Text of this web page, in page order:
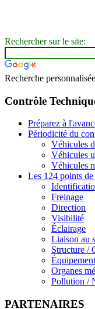
Rechercher sur le site:
Recherche personnalisée
Contrôle
Préparez à
Périodicité du
Véhicules
Véhicules
Véhicules
Les 124 points
Freinage
Direction
Visibilité
Éclairage
Liaison au
Structure /
Organes
Pollution /
PARTENAIRES